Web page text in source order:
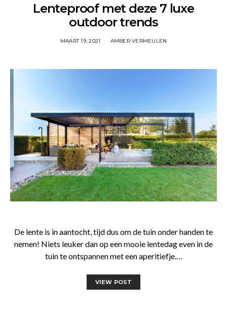
Lenteproof met deze 7 luxe
outdoor trends
MAART 19, 2021 AMBER VERMEULEN
De lente is in aantocht, tijd dus om de tuin onder handen te
nemen! Niets leuker dan op een mooie lentedag even in de
tuin te ontspannen met een aperitiefje.…
VIEW POST